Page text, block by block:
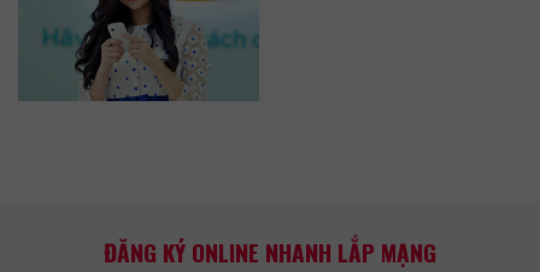
ĐĂNG KÝ ONLINE NHANH LẮP MẠNG